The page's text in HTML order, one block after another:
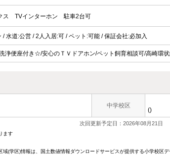
ス TVインターホン 駐車2台可
/ 水道:公営 / 2人入居:可 / ペット:可能 / 保証会社:必加入
浄便座付き☆/安心のＴＶドアホン/ペット飼育相談可/高崎環
中学校区
()
次回更新予定日：2026年08月21日
ます
域(学区)情報は、国土数値情報ダウンロードサービスが提供する小学校区